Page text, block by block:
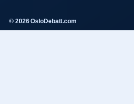
© 2026 OsloDebatt.com